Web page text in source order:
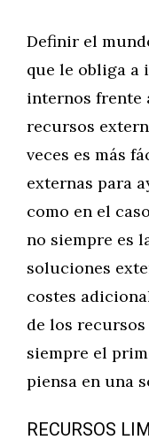
Definir el
que le obliga a
internos frente
recursos
veces es más
externas para
como en el
no siempre es
soluciones
costes
de los
siempre el
piensa en una
RECURSOS